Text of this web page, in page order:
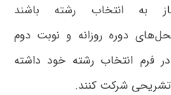
به انتخاب رشته باشند
دوره روزانه و نوبت دوم
فرم انتخاب رشته خود داشته
تشریحی شرکت کنند.